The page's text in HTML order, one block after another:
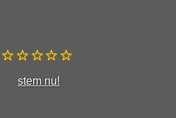
stem nu!